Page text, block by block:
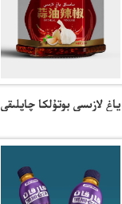
ياغ لازىسى بوتۇلكا چاپلىقى